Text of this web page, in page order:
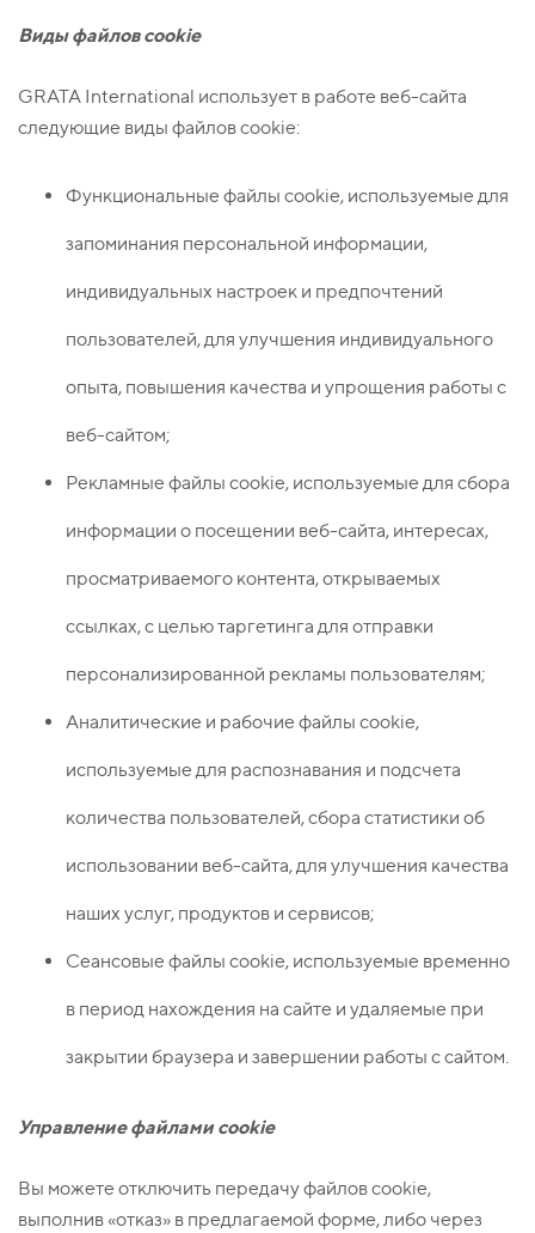
Виды файлов сookie
GRATA International использует в работе веб-сайта
следующие виды файлов cookie:
Функциональные файлы сookie, используемые для
запоминания персональной информации,
индивидуальных настроек и предпочтений
пользователей, для улучшения индивидуального
опыта, повышения качества и упрощения работы с
веб-сайтом;
Рекламные файлы сookie, используемые для сбора
информации о посещении веб-сайта, интересах,
просматриваемого контента, открываемых
ссылках, с целью таргетинга для отправки
персонализированной рекламы пользователям;
Аналитические и рабочие файлы сookie,
используемые для распознавания и подсчета
количества пользователей, сбора статистики об
использовании веб-сайта, для улучшения качества
наших услуг, продуктов и сервисов;
Сеансовые файлы сookie, используемые временно
в период нахождения на сайте и удаляемые при
закрытии браузера и завершении работы с сайтом.
Управление файламиcookie
Вы можете отключить передачу файлов cookie,
выполнив «отказ» в предлагаемой форме, либо через